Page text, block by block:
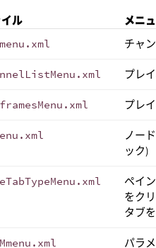
ル メニ
チャ
プレ
プレ
ノー
ック)
ペイ
をク
タブ
パラ